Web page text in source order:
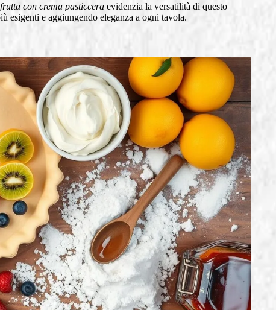
con crema pasticcera evidenzia la versatilità di questo
esigenti e aggiungendo eleganza a ogni tavola.